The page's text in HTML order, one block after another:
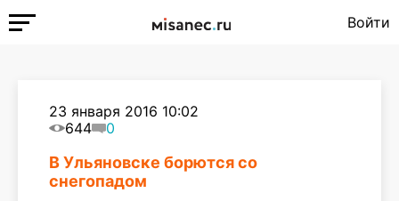
Войти
23 января 2016 10:02
644
0
В Ульяновске борются со
снегопадом